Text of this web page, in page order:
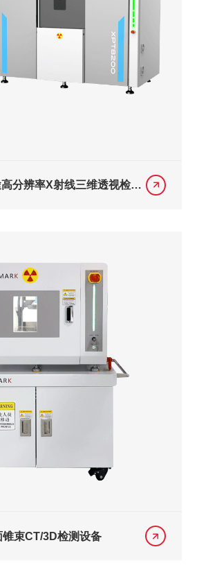
分辨率X射线三维透视检测
束CT/3D检测设备